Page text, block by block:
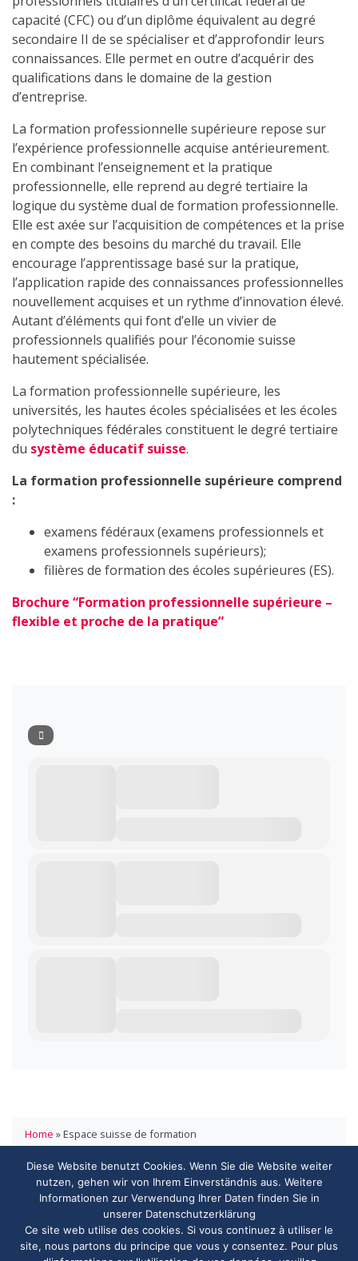
capacité (CFC) ou d’un diplôme équivalent au degré
secondaire II de se spécialiser et d’approfondir leurs
connaissances. Elle permet en outre d’acquérir des
qualifications dans le domaine de la gestion
d’entreprise.
La formation professionnelle supérieure repose sur
l’expérience professionnelle acquise antérieurement.
En combinant l’enseignement et la pratique
professionnelle, elle reprend au degré tertiaire la
logique du système dual de formation professionnelle.
Elle est axée sur l’acquisition de compétences et la prise
en compte des besoins du marché du travail. Elle
encourage l’apprentissage basé sur la pratique,
l’application rapide des connaissances professionnelles
nouvellement acquises et un rythme d’innovation élevé.
Autant d’éléments qui font d’elle un vivier de
professionnels qualifiés pour l’économie suisse
hautement spécialisée.
La formation professionnelle supérieure, les
universités, les hautes écoles spécialisées et les écoles
polytechniques fédérales constituent le degré tertiaire
du système éducatif suisse.
La formation professionnelle supérieure comprend
:
examens fédéraux (examens professionnels et
examens professionnels supérieurs);
filières de formation des écoles supérieures (ES).
Brochure “Formation professionnelle supérieure –
flexible et proche de la pratique”
Home »Espace suisse de formation
HANDELSVERBAND.swiss
ASSOCIATION DE COMMERCE.swiss
info@handelsverband.swiss
Diese Website benutzt Cookies. Wenn Sie die Website weiter
nutzen, gehen wir von Ihrem Einverständnis aus. Weitere
Informationen zur Verwendung Ihrer Daten finden Sie in
unserer Datenschutzerklärung
Ce site web utilise des cookies. Si vous continuez à utiliser le
site, nous partons du principe que vous y consentez. Pour plus